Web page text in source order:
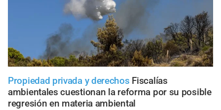
Propiedad privada y derechos Fiscalías
ambientales cuestionan la reforma por su posible
regresión en materia ambiental